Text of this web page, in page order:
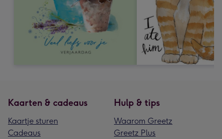
Kaarten & cadeaus
Kaartje sturen
Cadeaus
Hulp & tips
Waarom Greetz
Greetz Plus